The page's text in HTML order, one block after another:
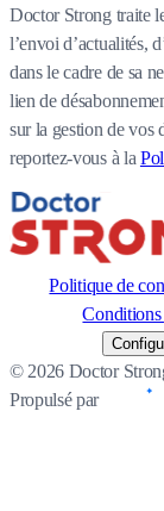
Doctor Strong traite
l’envoi d’actualités,
dans le cadre de sa
lien de
sur la gestion de vos
reportez-vous à la
Politique de
Conditions
© 2026 Doctor
Propulsé par